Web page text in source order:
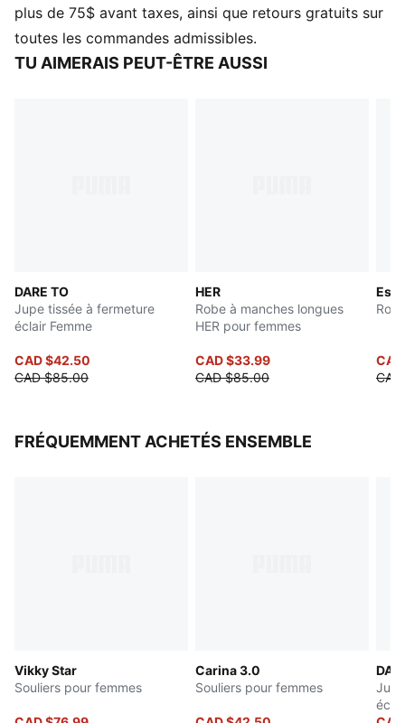
l'exception des finitions et des décorations.
DÉTAILS
Coupe : Régulière
plus de 75$ avant taxes, ainsi que retours gratuits sur
toutes les commandes admissibles.
TU AIMERAIS PEUT-ÊTRE AUSSI
DARE TO
Jupe tissée à fermeture
éclair Femme
CAD $42.50
CAD $85.00
HER
Robe à manches longues
HER pour femmes
CAD $33.99
CAD $85.00
FRÉQUEMMENT ACHETÉS ENSEMBLE
Vikky Star
Souliers pour femmes
Carina 3.0
Souliers pour femmes